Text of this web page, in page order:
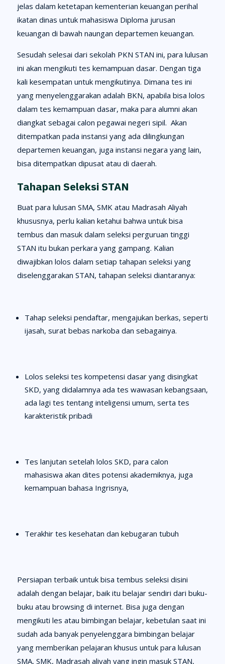
jelas dalam ketetapan kementerian keuangan perihal
ikatan dinas untuk mahasiswa Diploma jurusan
keuangan di bawah naungan departemen keuangan.
Sesudah selesai dari sekolah PKN STAN ini, para lulusan
ini akan mengikuti tes kemampuan dasar. Dengan tiga
kali kesempatan untuk mengikutinya. Dimana tes ini
yang menyelenggarakan adalah BKN, apabila bisa lolos
dalam tes kemampuan dasar, maka para alumni akan
diangkat sebagai calon pegawai negeri sipil. Akan
ditempatkan pada instansi yang ada dilingkungan
departemen keuangan, juga instansi negara yang lain,
bisa ditempatkan dipusat atau di daerah.
Tahapan Seleksi STAN
Buat para lulusan SMA, SMK atau Madrasah Aliyah
khususnya, perlu kalian ketahui bahwa untuk bisa
tembus dan masuk dalam seleksi perguruan tinggi
STAN itu bukan perkara yang gampang. Kalian
diwajibkan lolos dalam setiap tahapan seleksi yang
diselenggarakan STAN, tahapan seleksi diantaranya:
Tahap seleksi pendaftar, mengajukan berkas, seperti
ijasah, surat bebas narkoba dan sebagainya.
Lolos seleksi tes kompetensi dasar yang disingkat
SKD, yang didalamnya ada tes wawasan kebangsaan,
ada lagi tes tentang inteligensi umum, serta tes
karakteristik pribadi
Tes lanjutan setelah lolos SKD, para calon
mahasiswa akan dites potensi akademiknya, juga
kemampuan bahasa Ingrisnya,
Terakhir tes kesehatan dan kebugaran tubuh
Persiapan terbaik untuk bisa tembus seleksi disini
adalah dengan belajar, baik itu belajar sendiri dari buku-
buku atau browsing di internet. Bisa juga dengan
mengikuti les atau bimbingan belajar, kebetulan saat ini
sudah ada banyak penyelenggara bimbingan belajar
yang memberikan pelajaran khusus untuk para lulusan
SMA, SMK, Madrasah aliyah yang ingin masuk STAN,